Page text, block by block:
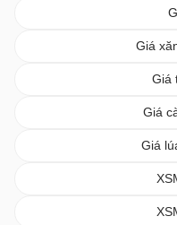
Giá
Giá
Giá
Giá